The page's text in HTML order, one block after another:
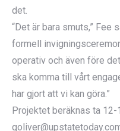
det.
“Det är bara smuts,” Fee
formell
operativ och även före
ska komma till vårt
har gjort att vi kan göra.”
Projektet beräknas ta